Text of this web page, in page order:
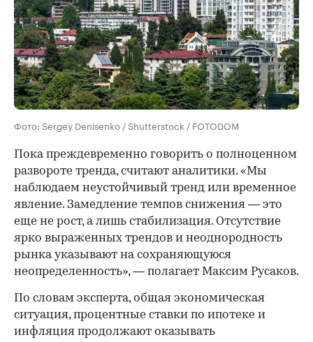
Фото: Sergey Denisenko / Shutterstock / FOTODOM
Пока преждевременно говорить о полноценном
развороте тренда, считают аналитики. «Мы
наблюдаем неустойчивый тренд или временное
явление. Замедление темпов снижения — это
еще не рост, а лишь стабилизация. Отсутствие
ярко выраженных трендов и неоднородность
рынка указывают на сохраняющуюся
неопределенность», — полагает Максим Русаков.
По словам эксперта, общая экономическая
ситуация, процентные ставки по ипотеке и
инфляция продолжают оказывать